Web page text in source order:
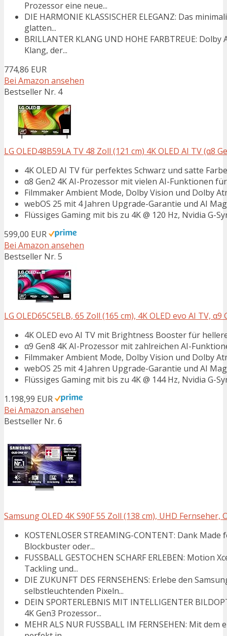
Prozessor eine neue...
DIE HARMONIE KLASSISCHER ELEGANZ: Das
glatten...
BRILLANTER KLANG UND HOHE FARBTREUE:
Klang, der...
774,86 EUR
Bei Amazon ansehen
Bestseller Nr. 4
LG OLED48B59LA TV 48 Zoll (121 cm) 4K OLED AI TV (α8
4K OLED AI TV für perfektes Schwarz und satte
α8 Gen2 4K AI-Prozessor mit vielen AI-Funktionen
Filmmaker Ambient Mode, Dolby Vision und Dolby
webOS 25 mit 4 Jahren Upgrade-Garantie und AI
Flüssiges Gaming mit bis zu 4K @ 120 Hz, Nvidia G-
599,00 EUR
Bei Amazon ansehen
Bestseller Nr. 5
LG OLED65C5ELB, 65 Zoll (165 cm), 4K OLED evo AI TV,
4K OLED evo AI TV mit Brightness Booster für
α9 Gen8 4K AI-Prozessor mit zahlreichen AI-
Filmmaker Ambient Mode, Dolby Vision und Dolby
webOS 25 mit 4 Jahren Upgrade-Garantie und AI
Flüssiges Gaming mit bis zu 4K @ 144 Hz, Nvidia G-
1.198,99 EUR
Bei Amazon ansehen
Bestseller Nr. 6
Samsung OLED 4K S90F 55 Zoll (138 cm), UHD
KOSTENLOSER STREAMING-CONTENT: Dank
Blockbuster oder...
FUSSBALL GESTOCHEN SCHARF ERLEBEN:
Tackling und...
DIE ZUKUNFT DES FERNSEHENS: Erlebe den
selbstleuchtenden Pixeln...
DEIN SPORTERLEBNIS MIT INTELLIGENTER
4K Gen3 Prozessor...
MEHR ALS NUR FUSSBALL IM FERNSEHEN: Mit